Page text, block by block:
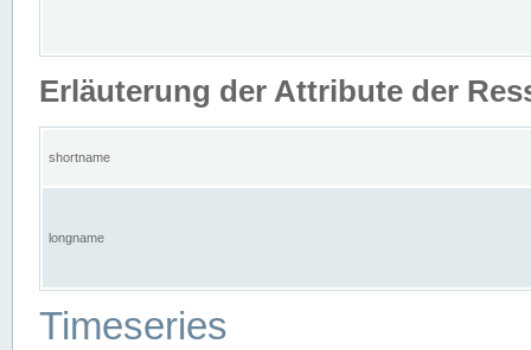
Erläuterung der Attribute der
shortname
longname
Timeseries